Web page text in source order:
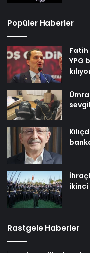
Popüler Haberler
Fatih
YPG
ikinci
Rastgele Haberler